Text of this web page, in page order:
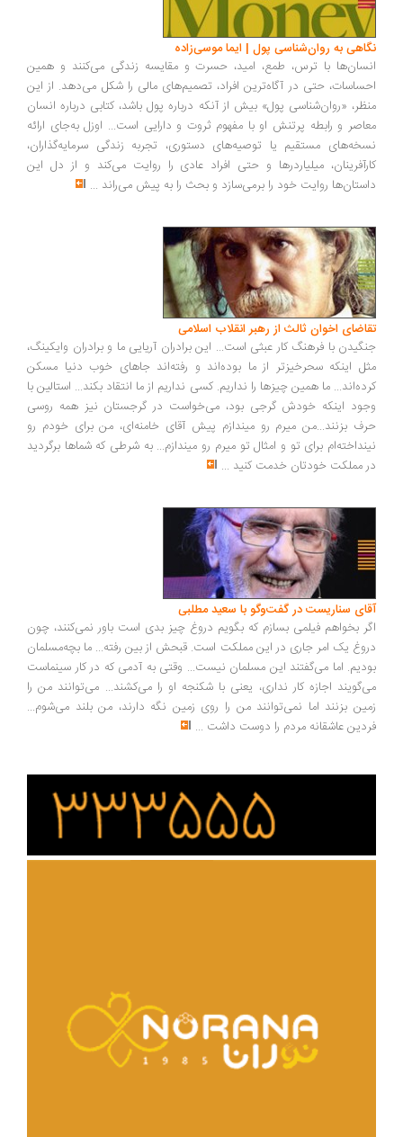
به روان‌شناسی پول | ایما موسی‌زاده
با ترس، طمع، امید، حسرت و مقایسه زندگی می‌کنند و همین
حتی در آگاه‌ترین افراد، تصمیم‌های مالی را شکل می‌دهد. از این
«روان‌شناسی پول» بیش از آنکه درباره پول باشد، کتابی درباره انسان
و رابطه پرتنش او با مفهوم ثروت و دارایی است... اوزل به‌جای ارائه
مستقیم یا توصیه‌های دستوری، تجربه زندگی سرمایه‌گذاران،
میلیاردرها و حتی افراد عادی را روایت می‌کند و از دل این
روایت خود را برمی‌سازد و بحث را به پیش می‌راند ...
اخوان ثالث از رهبر انقلاب اسلامی
با فرهنگ کار عبثی است... این برادران آریایی ما و برادران وایکینگ،
اینکه سحرخیزتر از ما بوده‌اند و رفته‌اند جاهای خوب دنیا مسکن
ما همین چیزها را نداریم. کسی نداریم از ما انتقاد بکند... استالین با
اینکه خودش گرجی بود، می‌خواست در گرجستان نیز همه روسی
بزنند...من میرم رو میندازم پیش آقای خامنه‌ای، من برای خودم رو
برای تو و امثال تو میرم رو میندازم... به شرطی که شماها برگردید
مملکت خودتان خدمت کنید...
سناریست در گفت‌وگو با سعید مطلبی
بخواهم فیلمی بسازم که بگویم دروغ چیز بدی است باور نمی‌کنند، چون
یک امر جاری در این مملکت است. قبحش از بین رفته... ما بچه‌مسلمان
اما می‌گفتند این مسلمان نیست... وقتی به آدمی که در کار سینماست
اجازه کار نداری، یعنی با شکنجه او را می‌کشند... می‌توانند من را
بزنند اما نمی‌توانند من را روی زمین نگه دارند، من بلند می‌شوم...
عاشقانه مردم را دوست داشت ...